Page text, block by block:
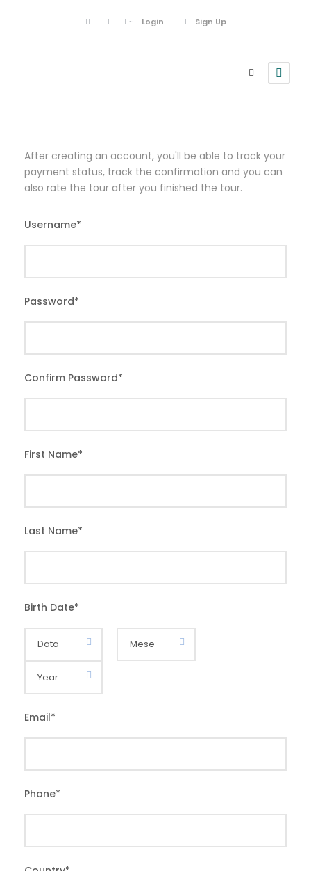
Login Sign Up
After creating an account, you'll be able to track your
payment status, track the confirmation and you can
also rate the tour after you finished the tour.
Username*
Password*
Confirm Password*
First Name*
Last Name*
Birth Date*
Email*
Phone*